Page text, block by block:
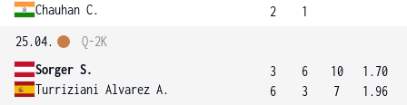
Chauhan C.
2
1
25.04.
Sorger S.
Turriziani Alvarez A.
Q-2K
3
6
6
3
10
7
1.70
1.96